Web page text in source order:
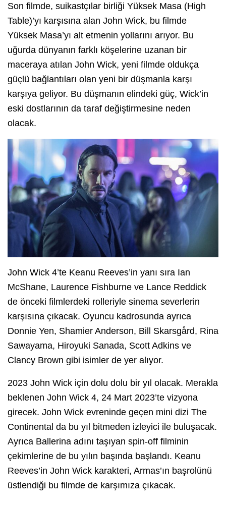
Son filmde, suikastçılar birliği Yüksek Masa (High
Table)’yı karşısına alan John Wick, bu filmde
Yüksek Masa’yı alt etmenin yollarını arıyor. Bu
uğurda dünyanın farklı köşelerine uzanan bir
maceraya atılan John Wick, yeni filmde oldukça
güçlü bağlantıları olan yeni bir düşmanla karşı
karşıya geliyor. Bu düşmanın elindeki güç, Wick’in
eski dostlarının da taraf değiştirmesine neden
olacak.
John Wick 4’te Keanu Reeves’in yanı sıra Ian
McShane, Laurence Fishburne ve Lance Reddick
de önceki filmlerdeki rolleriyle sinema severlerin
karşısına çıkacak. Oyuncu kadrosunda ayrıca
Donnie Yen, Shamier Anderson, Bill Skarsgård, Rina
Sawayama, Hiroyuki Sanada, Scott Adkins ve
Clancy Brown gibi isimler de yer alıyor.
2023 John Wick için dolu dolu bir yıl olacak. Merakla
beklenen John Wick 4, 24 Mart 2023’te vizyona
girecek. John Wick evreninde geçen mini dizi The
Continental da bu yıl bitmeden izleyici ile buluşacak.
Ayrıca Ballerina adını taşıyan spin-off filminin
çekimlerine de bu yılın başında başlandı. Keanu
Reeves’in John Wick karakteri, Armas’ın başrolünü
üstlendiği bu filmde de karşımıza çıkacak.